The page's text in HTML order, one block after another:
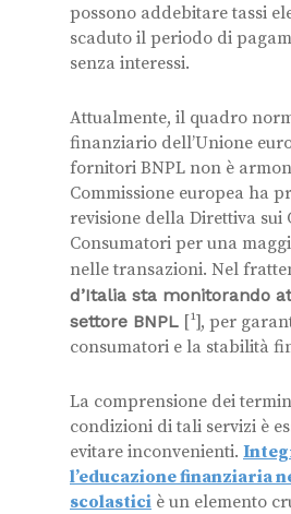
possono addebitare tassi
scaduto il periodo di
senza interessi.
Attualmente, il quadro
finanziario dell’Unione
fornitori BNPL non è
Commissione europea ha
revisione della Direttiva sui
Consumatori per una
nelle transazioni. Nel
d’Italia sta monitorando
settore BNPL [¹], per
consumatori e la stabilità
La comprensione dei
condizioni di tali servizi è
evitare inconvenienti.
l’educazione finanziaria
scolastici è un elemento